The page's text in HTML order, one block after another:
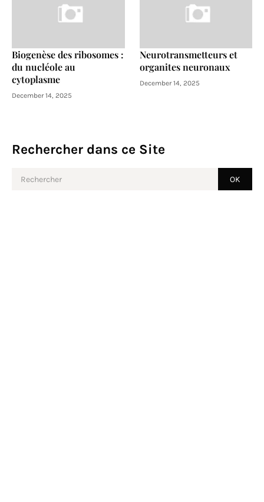
Biogenèse des ribosomes :
du nucléole au
cytoplasme
December 14, 2025
Neurotransmetteurs et
organites neuronaux
December 14, 2025
Rechercher dans ce Site